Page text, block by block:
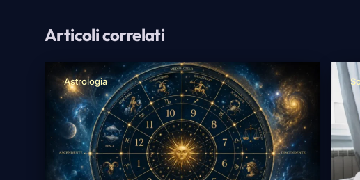
Articoli correlati
Astrologia